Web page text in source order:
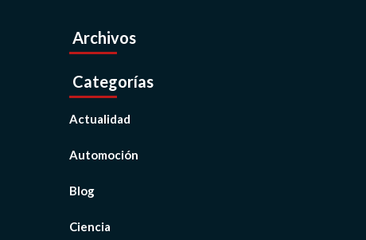
Archivos
Categorías
Actualidad
Automoción
Blog
Ciencia